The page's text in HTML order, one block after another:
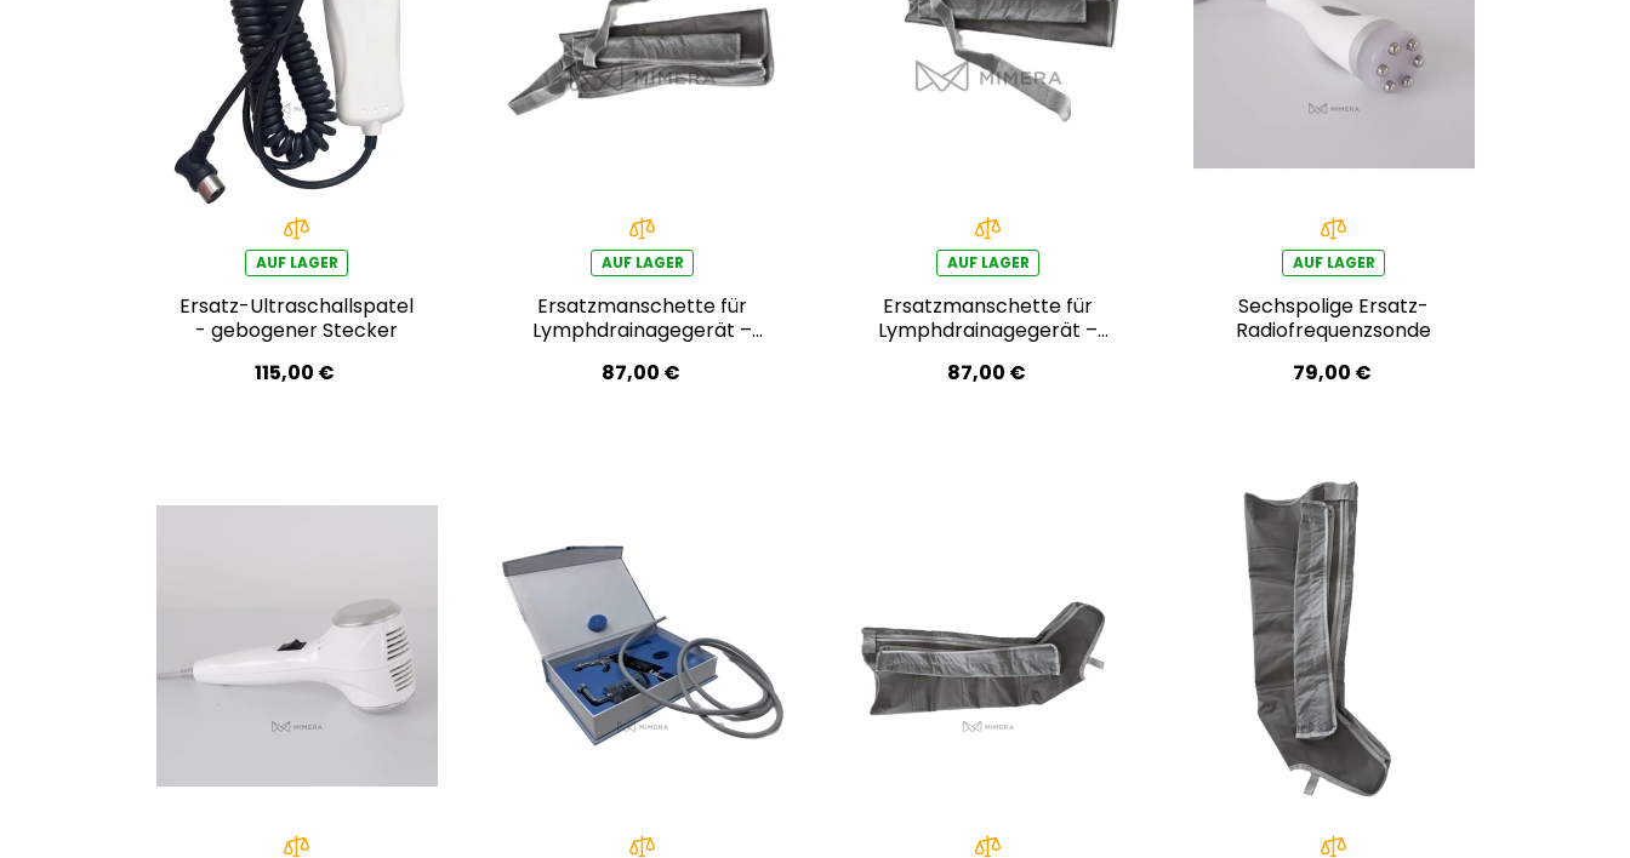
AUF LAGER
Ersatz-Ultraschallspatel
- gebogener Stecker
115,00 €
AUF LAGER
Ersatzmanschette für
Lymphdrainagegerät –
87,00 €
AUF LAGER
Ersatzmanschette für
Lymphdrainagegerät –
87,00 €
AUF LAGER
Sechspolige Ersatz-
Radiofrequenzsonde
79,00 €